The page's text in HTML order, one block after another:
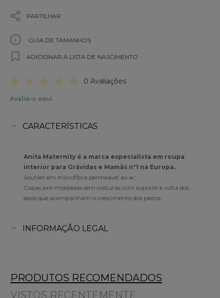
PARTILHAR
GUIA DE TAMANHOS
ADICIONAR À LISTA DE NASCIMENTO
0 Avaliações
Avalia-o aqui
CARACTERÍSTICAS
Anita Maternity é a marca especialista em roupa
interior para Grávidas e Mamãs nº1 na Europa.
Soutien em microfibra permeável ao ar;
Copas pré-moldadas sem costuras com suporte a volta dos
seios que acompanham o crescimento dos peitos.
INFORMAÇÃO LEGAL
PRODUTOS RECOMENDADOS
VISTOS RECENTEMENTE